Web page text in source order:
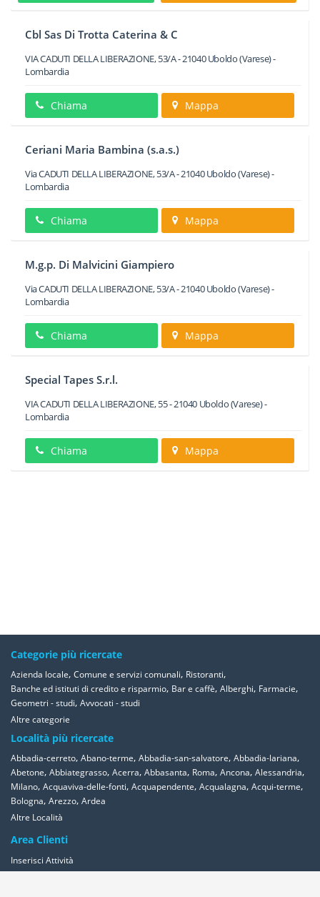
Cbl Sas Di Trotta Caterina & C
VIA CADUTI DELLA LIBERAZIONE, 53/A-21040 Uboldo(Varese) -
Lombardia
Chiama Mappa
Ceriani Maria Bambina (s.a.s.)
Via CADUTI DELLA LIBERAZIONE, 53/A-21040 Uboldo(Varese) -
Lombardia
Chiama Mappa
M.g.p. Di Malvicini Giampiero
Via CADUTI DELLA LIBERAZIONE, 53/A-21040 Uboldo(Varese) -
Lombardia
Chiama Mappa
Special Tapes S.r.l.
VIA CADUTI DELLA LIBERAZIONE, 55-21040 Uboldo(Varese) -
Lombardia
Chiama Mappa
Categorie più ricercate
Azienda locale, Comune e servizi comunali, Ristoranti,
Banche ed istituti di credito e risparmio, Bar e caffè, Alberghi, Farmacie,
Geometri - studi, Avvocati - studi
Altre categorie
Località più ricercate
Abbadia-cerreto, Abano-terme, Abbadia-san-salvatore, Abbadia-lariana,
Abetone, Abbiategrasso, Acerra, Abbasanta, Roma, Ancona, Alessandria,
Milano, Acquaviva-delle-fonti, Acquapendente, Acqualagna, Acqui-terme,
Bologna, Arezzo, Ardea
Altre Località
Area Clienti
Inserisci Attività